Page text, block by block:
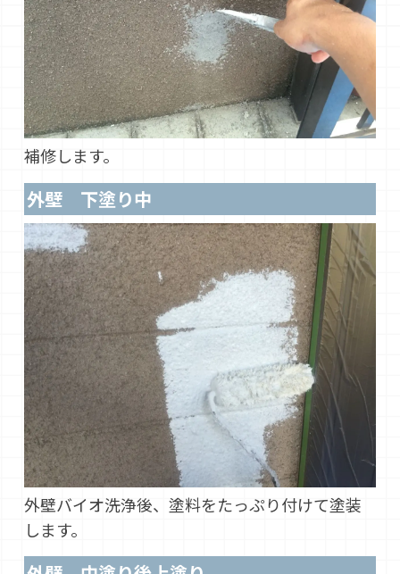
補修します。
外壁 下塗り中
外壁バイオ洗浄後、塗料をたっぷり付けて塗装
します。